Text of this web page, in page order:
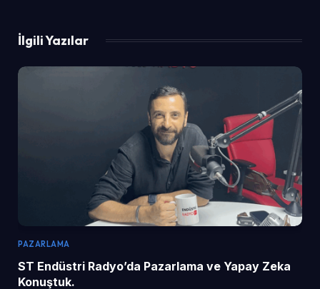
İlgili Yazılar
PAZARLAMA
ST Endüstri Radyo’da Pazarlama ve Yapay Zeka
Konuştuk.